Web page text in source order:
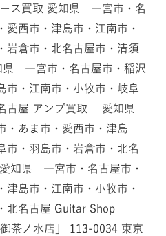
ス買取 愛知県 一宮市・名
愛西市・津島市・江南市・
岩倉市・北名古屋市・清須
県 一宮市・名古屋市・稲沢
市・江南市・小牧市・岐阜
古屋 アンプ買取 愛知県
・あま市・愛西市・津島
市・羽島市・岩倉市・北名
県 一宮市・名古屋市・
津島市・江南市・小牧市・
北名古屋 Guitar Shop
茶ノ水店」 113-0034 東京